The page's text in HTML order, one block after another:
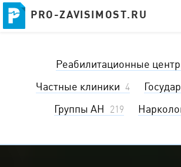
PRO-
PRO-ZAVISIMOST.RU
Реабилитационные
Частные клиники 4
Группы АН 219